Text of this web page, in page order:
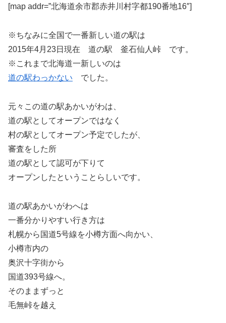
[map addr=”北海道余市郡赤井川村字都190番地16″]
※ちなみに全国で一番新しい道の駅は
2015年4月23日現在 道の駅 釜石仙人峠 です。
※これまで北海道一新しいのは
道の駅わっかない でした。
元々この道の駅あかいがわは、
道の駅としてオープンではなく
村の駅としてオープン予定でしたが、
審査をした所
道の駅として認可が下りて
オープンしたということらしいです。
道の駅あかいがわへは
一番分かりやすい行き方は
札幌から国道5号線を小樽方面へ向かい、
小樽市内の
奥沢十字街から
国道393号線へ。
そのままずっと
毛無峠を越え